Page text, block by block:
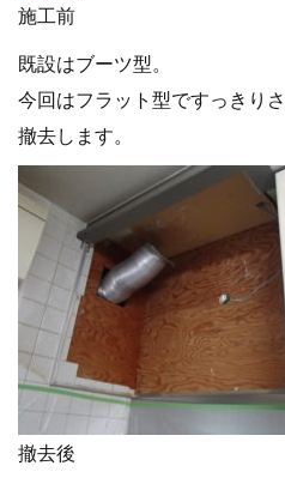
施工前
既設はブーツ型。
今回はフラット型ですっきりさ
撤去します。
撤去後